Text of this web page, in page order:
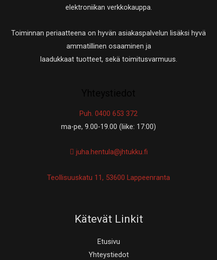
elektroniikan verkkokauppa.
Toiminnan periaatteena on hyvän asiakaspalvelun lisäksi hyvä
ammatillinen osaaminen ja
laadukkaat tuotteet, sekä toimitusvarmuus.
Puh. 0400 653 372
ma-pe, 9.00-19.00 (liike: 17:00)
juha.hentula@jhtukku.fi
Teollisuuskatu 11, 53600 Lappeenranta
Kätevät Linkit
Etusivu
Yhteystiedot